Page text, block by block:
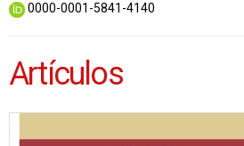
0000-0001-5841-4140
Artículos